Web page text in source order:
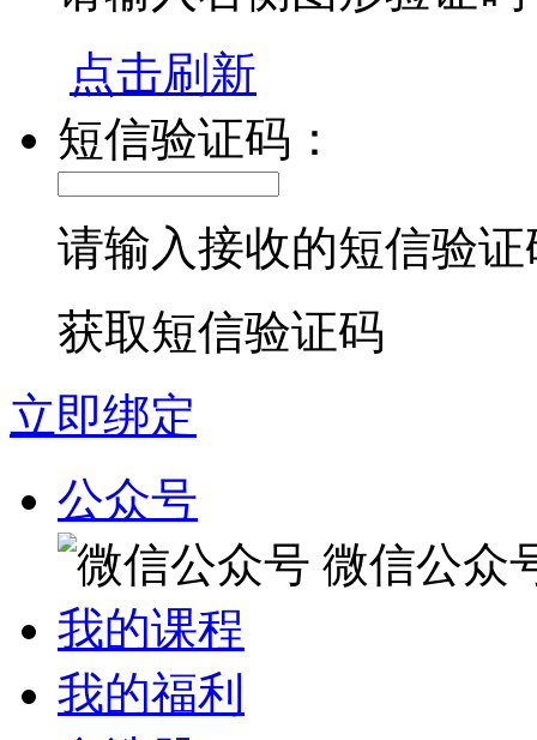
点击刷新
短信验证码：
请输入接收的短信验证
获取短信验证码
立即绑定
公众号
微信公众
我的课程
我的福利